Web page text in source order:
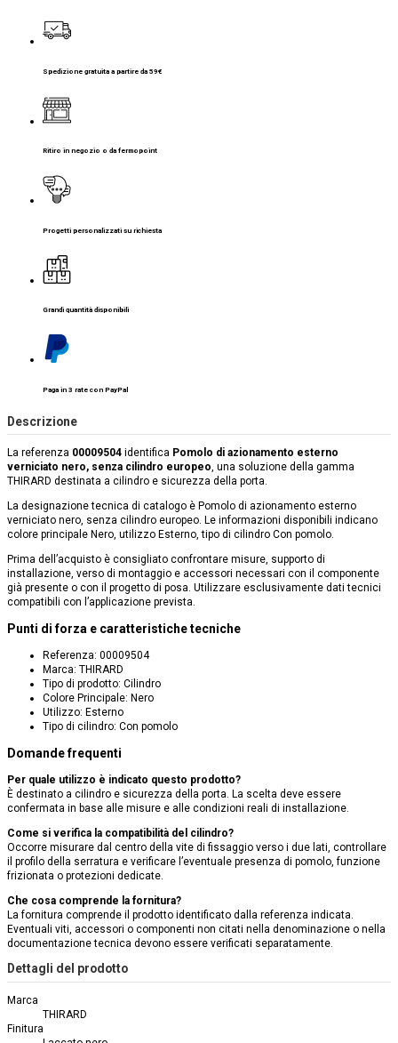
Spedizione gratuita a partire da 59€
Ritiro in negozio o da fermopoint
Progetti personalizzati su richiesta
Grandi quantità disponibili
Paga in 3 rate con PayPal
Descrizione
La referenza 00009504 identifica Pomolo di azionamento esterno
verniciato nero, senza cilindro europeo, una soluzione della gamma
THIRARD destinata a cilindro e sicurezza della porta.
La designazione tecnica di catalogo è Pomolo di azionamento esterno
verniciato nero, senza cilindro europeo. Le informazioni disponibili indicano
colore principale Nero, utilizzo Esterno, tipo di cilindro Con pomolo.
Prima dell’acquisto è consigliato confrontare misure, supporto di
installazione, verso di montaggio e accessori necessari con il componente
già presente o con il progetto di posa. Utilizzare esclusivamente dati tecnici
compatibili con l’applicazione prevista.
Punti di forza e caratteristiche tecniche
Referenza: 00009504
Marca: THIRARD
Tipo di prodotto: Cilindro
Colore Principale: Nero
Utilizzo: Esterno
Tipo di cilindro: Con pomolo
Domande frequenti
Per quale utilizzo è indicato questo prodotto?
È destinato a cilindro e sicurezza della porta. La scelta deve essere
confermata in base alle misure e alle condizioni reali di installazione.
Come si verifica la compatibilità del cilindro?
Occorre misurare dal centro della vite di fissaggio verso i due lati, controllare
il profilo della serratura e verificare l’eventuale presenza di pomolo, funzione
frizionata o protezioni dedicate.
Che cosa comprende la fornitura?
La fornitura comprende il prodotto identificato dalla referenza indicata.
Eventuali viti, accessori o componenti non citati nella denominazione o nella
documentazione tecnica devono essere verificati separatamente.
Dettagli del prodotto
Marca
THIRARD
Finitura